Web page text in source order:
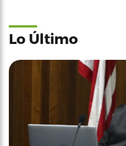
Lo Último